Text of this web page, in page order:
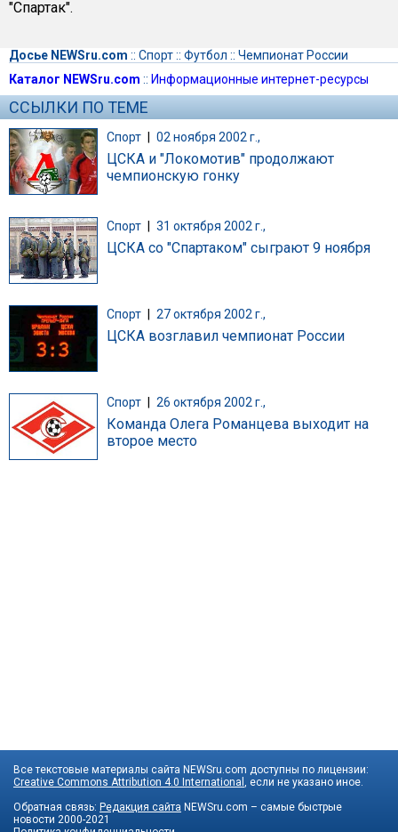
"Спартак".
Досье NEWSru.com :: Спорт:: Футбол :: Чемпионат России
Каталог NEWSru.com :: Информационные интернет-ресурсы
ССЫЛКИ ПО ТЕМЕ
Спорт 02 ноября 2002 г.,
ЦСКА и "Локомотив" продолжают
чемпионскую гонку
Спорт 31 октября 2002 г.,
ЦСКА со "Спартаком" сыграют 9 ноября
Спорт 27 октября 2002 г.,
ЦСКА возглавил чемпионат России
Спорт 26 октября 2002 г.,
Команда Олега Романцева выходит на
второе место
Все текстовые материалы сайта NEWSru.com доступны по лицензии:
Creative Commons Attribution 4.0 International
, если не указано иное.
Обратная связь: Редакция сайта NEWSru.com – самые быстрые
новости 2000-2021